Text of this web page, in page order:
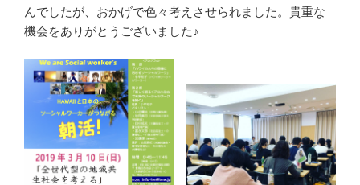
んでしたが、おかげで色々考えさせられました。貴重な
機会をありがとうございました♪